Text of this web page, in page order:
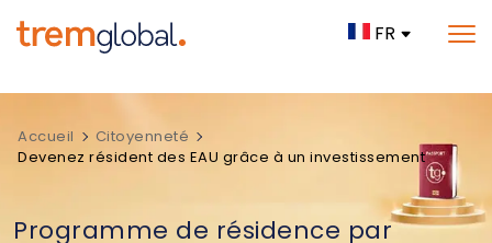
FR
Accueil
Citoyenneté
Devenez résident des EAU grâce à un investissement
Programme de résidence par